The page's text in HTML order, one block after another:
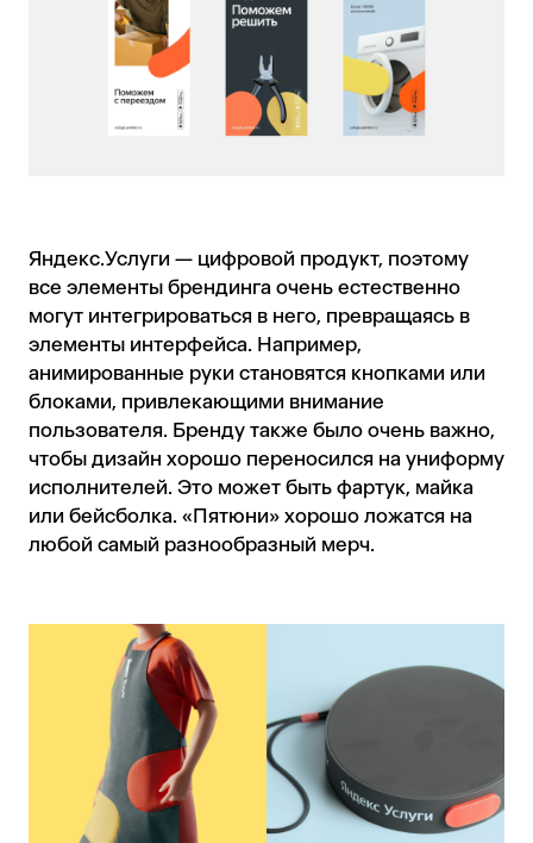
Яндекс.Услуги — цифровой продукт, поэтому
все элементы брендинга очень естественно
могут интегрироваться в него, превращаясь в
элементы интерфейса. Например,
анимированные руки становятся кнопками или
блоками, привлекающими внимание
пользователя. Бренду также было очень важно,
чтобы дизайн хорошо переносился на униформу
исполнителей. Это может быть фартук, майка
или бейсболка. «Пятюни» хорошо ложатся на
любой самый разнообразный мерч.